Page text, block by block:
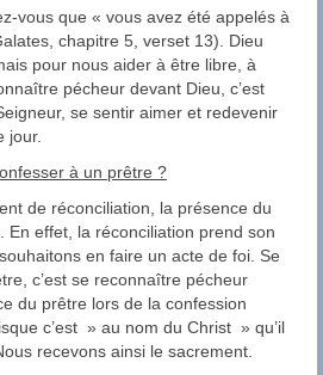
vous que « vous avez été appelés à
chapitre 5, verset 13). Dieu
pour nous aider à être libre, à
pécheur devant Dieu, c’est
se sentir aimer et redevenir
jour.
à un prêtre ?
de réconciliation, la présence du
En effet, la réconciliation prend son
en faire un acte de foi. Se
c’est se reconnaître pécheur
du prêtre lors de la confession
c’est » au nom du Christ » qu’il
recevons ainsi le sacrement.